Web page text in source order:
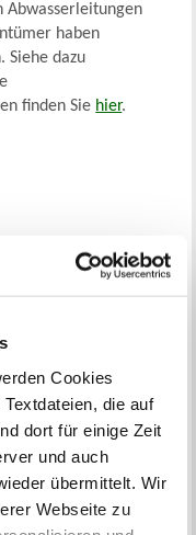
Cookies
die auf
dort für einige Zeit
und auch
übermittelt. Wir
Webseite zu
Abwasserleitungen
haben
Siehe dazu
finden Sie hier.